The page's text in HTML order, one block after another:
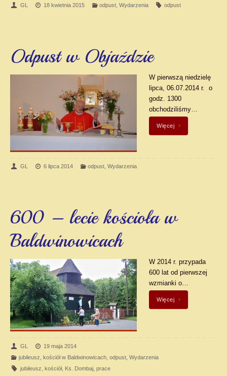
GL 18 kwietnia 2015 odpust, Wydarzenia odpust
Odpust w Objaździe
W pierwszą niedzielę
lipca, 06.07.2014 r. o
godz. 1300
obchodziliśmy…
Więcej
GL 6 lipca 2014 odpust, Wydarzenia
600 – lecie kościoła w
Baldwinowicach
W 2014 r. przypada
600 lat od pierwszej
wzmianki o…
Więcej
GL
19 maja 2014
jubileusz kościół w Baldwinowicach, odpust, Wydarzenia
jubileusz kościół, Ks. Dombaj, prace